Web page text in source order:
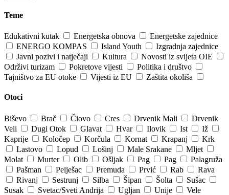
Teme
Edukativni kutak Energetska obnova
Energetske zajednice
ENERGO KOMPAS
Island Youth
Izgradnja zajednice
Javni pozivi i natječaji
Kultura
Novosti iz svijeta OIE
Održivi turizam
Pokretove vijesti
Politika i društvo
Tajništvo za EU otoke
Vijesti iz EU Zaštita okoliša
Otoci
Biševo Brač Čiovo Cres Drvenik Mali
Drvenik
Veli
Dugi Otok Glavat Hvar Ilovik Ist
Iž
Kaprije
Koločep Korčula Kornat Krapanj
Krk
Lastovo
Lopud Lošinj Male Srakane
Mljet
Molat
Murter Olib Ošljak Pag Pag
Palagruža
Pašman
Pelješac Premuda Prvić Rab
Rava
Rivanj
Sestrunj Silba Šipan Šolta
Sušac
Susak
Svetac/Sveti Andrija Ugljan Unije
Vele